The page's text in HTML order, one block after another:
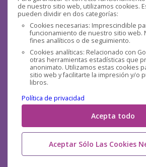
de nuestro sitio web, utilizamos cookies.
pueden dividir en dos categorías:
Cookies necesarias: Imprescindible
funcionamiento de nuestro sitio web.
fines analíticos o de seguimiento.
Cookies analíticas: Relacionado con
otras herramientas estadísticas que
anonimato. Utilizamos estas cookies
sitio web y facilitarte la impresión y/o
libros.
Política de privacidad
Acepta todo
Aceptar Sólo Las Cookies
Redes sociales